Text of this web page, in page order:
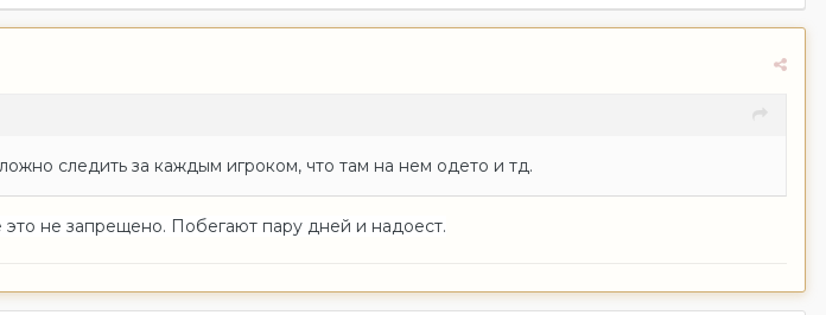
следить за каждым игроком, что там на нем одето и тд.
не запрещено. Побегают пару дней и надоест.